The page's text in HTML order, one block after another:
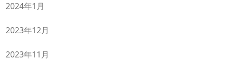
2024年1月
2023年12月
2023年11月